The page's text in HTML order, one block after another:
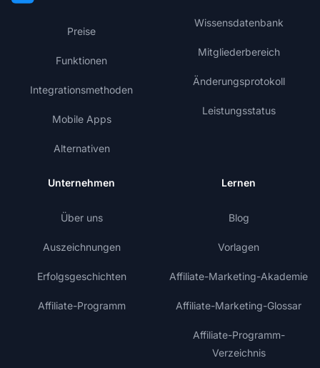
Preise
Funktionen
Integrationsmethoden
Mobile Apps
Alternativen
Wissensdatenbank
Mitgliederbereich
Änderungsprotokoll
Leistungsstatus
Unternehmen
Über uns
Auszeichnungen
Erfolgsgeschichten
Affiliate-Programm
Lernen
Blog
Vorlagen
Affiliate-Marketing-Akademie
Affiliate-Marketing-Glossar
Affiliate-Programm-
Verzeichnis